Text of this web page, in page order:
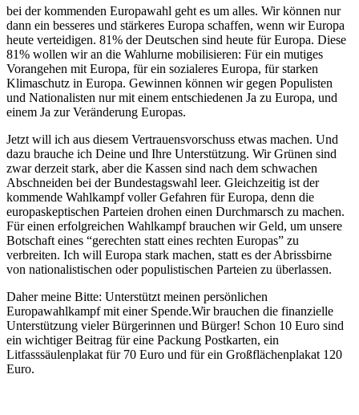
bei der kommenden Europawahl geht es um alles. Wir können nur
dann ein besseres und stärkeres Europa schaffen, wenn wir Europa
heute verteidigen. 81% der Deutschen sind heute für Europa. Diese
81% wollen wir an die Wahlurne mobilisieren: Für ein mutiges
Vorangehen mit Europa, für ein sozialeres Europa, für starken
Klimaschutz in Europa. Gewinnen können wir gegen Populisten
und Nationalisten nur mit einem entschiedenen Ja zu Europa, und
einem Ja zur Veränderung Europas.
Jetzt will ich aus diesem Vertrauensvorschuss etwas machen. Und
dazu brauche ich Deine und Ihre Unterstützung. Wir Grünen sind
zwar derzeit stark, aber die Kassen sind nach dem schwachen
Abschneiden bei der Bundestagswahl leer. Gleichzeitig ist der
kommende Wahlkampf voller Gefahren für Europa, denn die
europaskeptischen Parteien drohen einen Durchmarsch zu machen.
Für einen erfolgreichen Wahlkampf brauchen wir Geld, um unsere
Botschaft eines “gerechten statt eines rechten Europas” zu
verbreiten. Ich will Europa stark machen, statt es der Abrissbirne
von nationalistischen oder populistischen Parteien zu überlassen.
Daher meine Bitte: Unterstützt meinen persönlichen
Europawahlkampf mit einer Spende.Wir brauchen die finanzielle
Unterstützung vieler Bürgerinnen und Bürger! Schon 10 Euro sind
ein wichtiger Beitrag für eine Packung Postkarten, ein
Litfasssäulenplakat für 70 Euro und für ein Großflächenplakat 120
Euro.